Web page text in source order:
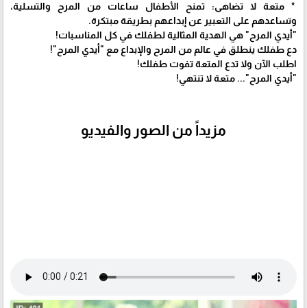
* متعة لا تضاهى: تمنح الأطفال ساعات من المرح والتسلية،
وتساعدهم على التعبير عن إبداعهم بطريقة مبتكرة.
"أيدي المرح" هي الهدية المثالية لطفلك في كل المناسبات!
دع طفلك ينطلق في عالم من المرح والإبداع مع "أيدي المرح"!
اطلب الآن ولا تدع المتعة تفوت طفلك!
"أيدي المرح"... متعة لا تنتهي!
مزيداً من الصور والفيديو